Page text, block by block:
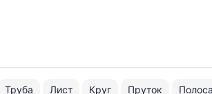
Труба Лист Круг Пруток